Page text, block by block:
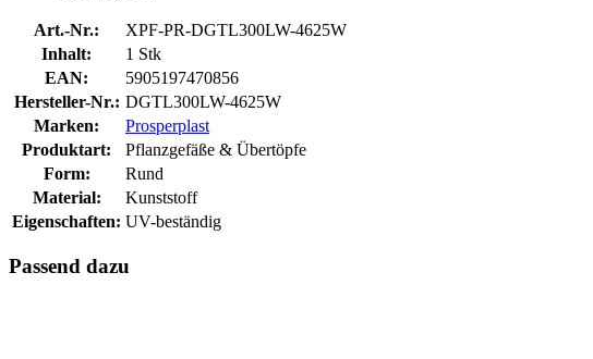
Art.-Nr.:
XPF-PR-DGTL300LW-4625W
Inhalt:
1 Stk
EAN:
5905197470856
Hersteller-Nr.: DGTL300LW-4625W
Marken:
Prosperplast
Produktart:
Pflanzgefäße & Übertöpfe
Form:
Rund
Material:
Kunststoff
Eigenschaften: UV-beständig
Passend dazu